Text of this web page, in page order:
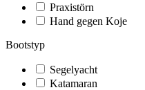
Praxistörn
Hand gegen Koje
Bootstyp
Segelyacht
Katamaran